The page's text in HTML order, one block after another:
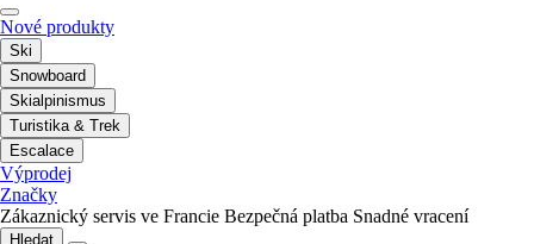
Nové produkty
Ski
Snowboard
Skialpinismus
Turistika & Trek
Escalace
Výprodej
Značky
Zákaznický servis ve Francie Bezpečná platba Snadné vracení
Hledat